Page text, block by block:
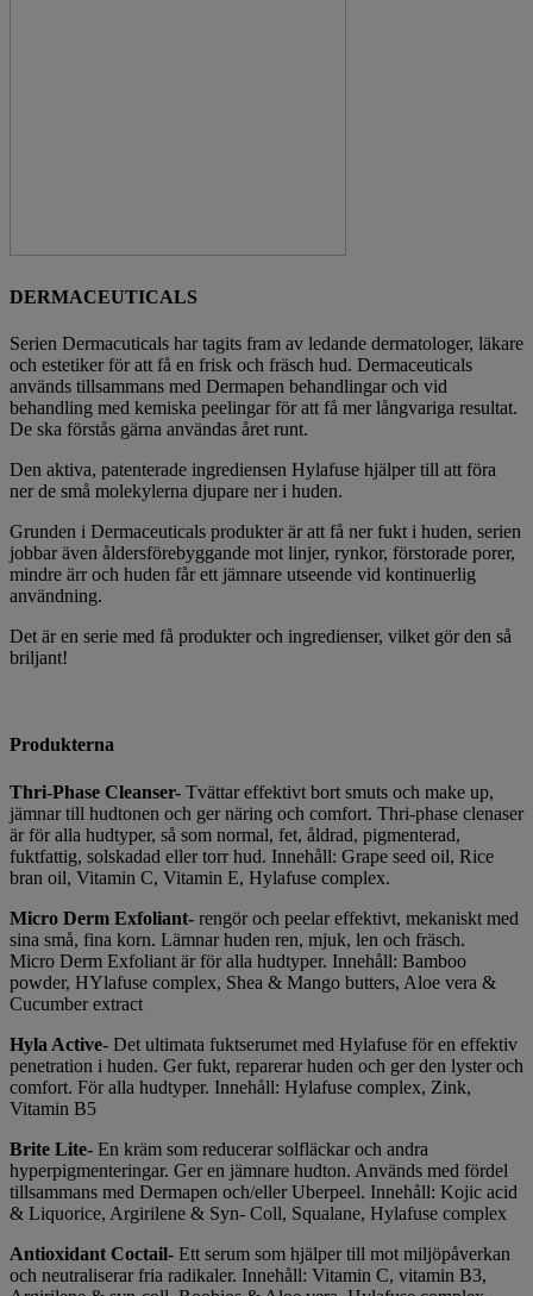
DERMACEUTICALS
Serien Dermacuticals har tagits fram av ledande dermatologer, läkare
och estetiker för att få en frisk och fräsch hud. Dermaceuticals
används tillsammans med Dermapen behandlingar och vid
behandling med kemiska peelingar för att få mer långvariga resultat.
De ska förstås gärna användas året runt.
Den aktiva, patenterade ingrediensen Hylafuse hjälper till att föra
ner de små molekylerna djupare ner i huden.
Grunden i Dermaceuticals produkter är att få ner fukt i huden, serien
jobbar även åldersförebyggande mot linjer, rynkor, förstorade porer,
mindre ärr och huden får ett jämnare utseende vid kontinuerlig
användning.
Det är en serie med få produkter och ingredienser, vilket gör den så
briljant!
Produkterna
Thri-Phase Cleanser- Tvättar effektivt bort smuts och make up,
jämnar till hudtonen och ger näring och comfort. Thri-phase clenaser
är för alla hudtyper, så som normal, fet, åldrad, pigmenterad,
fuktfattig, solskadad eller torr hud. Innehåll: Grape seed oil, Rice
bran oil, Vitamin C, Vitamin E, Hylafuse complex.
Micro Derm Exfoliant- rengör och peelar effektivt, mekaniskt med
sina små, fina korn. Lämnar huden ren, mjuk, len och fräsch.
Micro Derm Exfoliant är för alla hudtyper. Innehåll: Bamboo
powder, HYlafuse complex, Shea & Mango butters, Aloe vera &
Cucumber extract
Hyla Active- Det ultimata fuktserumet med Hylafuse för en effektiv
penetration i huden. Ger fukt, reparerar huden och ger den lyster och
comfort. För alla hudtyper. Innehåll: Hylafuse complex, Zink,
Vitamin B5
Brite Lite- En kräm som reducerar solfläckar och andra
hyperpigmenteringar. Ger en jämnare hudton. Används med fördel
tillsammans med Dermapen och/eller Uberpeel. Innehåll: Kojic acid
& Liquorice, Argirilene & Syn- Coll, Squalane, Hylafuse complex
Antioxidant Coctail- Ett serum som hjälper till mot miljöpåverkan
och neutraliserar fria radikaler. Innehåll: Vitamin C, vitamin B3,